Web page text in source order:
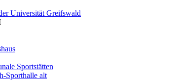
Universität Greifswald
Sportstätten
Sporthalle alt